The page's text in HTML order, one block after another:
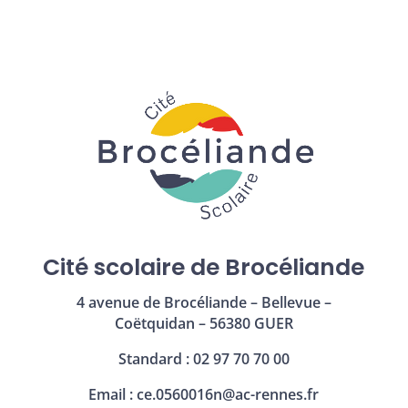
Cité scolaire de Brocéliande
4 avenue de Brocéliande – Bellevue –
Coëtquidan – 56380 GUER
Standard : 02 97 70 70 00
Email :ce.0560016n@ac-rennes.fr